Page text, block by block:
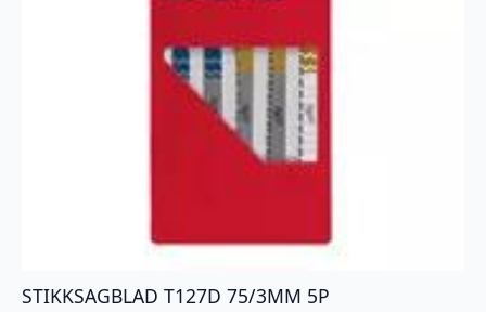
STIKKSAGBLAD T127D 75/3MM 5P